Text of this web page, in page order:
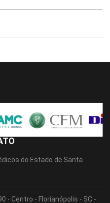
do Estado de Santa
- Centro - Florianópolis - SC -